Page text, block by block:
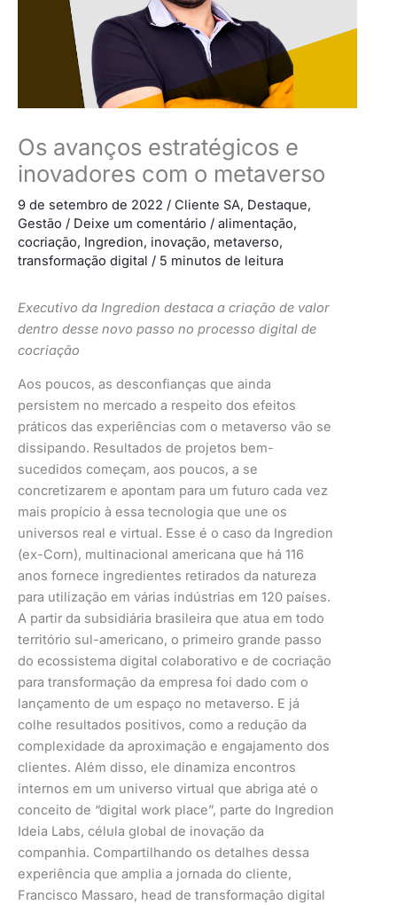
Os avanços estratégicos e
inovadores com o metaverso
9 de setembro de 2022 / Cliente SA, Destaque,
Gestão / Deixe um comentário / alimentação,
cocriação, Ingredion, inovação, metaverso,
transformação digital / 5 minutos de leitura
Executivo da Ingredion destaca a criação de valor
dentro desse novo passo no processo digital de
cocriação
Aos poucos, as desconfianças que ainda
persistem no mercado a respeito dos efeitos
práticos das experiências com o metaverso vão se
dissipando. Resultados de projetos bem-
sucedidos começam, aos poucos, a se
concretizarem e apontam para um futuro cada vez
mais propício à essa tecnologia que une os
universos real e virtual. Esse é o caso da Ingredion
(ex-Corn), multinacional americana que há 116
anos fornece ingredientes retirados da natureza
para utilização em várias indústrias em 120 países.
A partir da subsidiária brasileira que atua em todo
território sul-americano, o primeiro grande passo
do ecossistema digital colaborativo e de cocriação
para transformação da empresa foi dado com o
lançamento de um espaço no metaverso. E já
colhe resultados positivos, como a redução da
complexidade da aproximação e engajamento dos
clientes. Além disso, ele dinamiza encontros
internos em um universo virtual que abriga até o
conceito de “digital work place”, parte do Ingredion
Ideia Labs, célula global de inovação da
companhia. Compartilhando os detalhes dessa
experiência que amplia a jornada do cliente,
Francisco Massaro, head de transformação digital